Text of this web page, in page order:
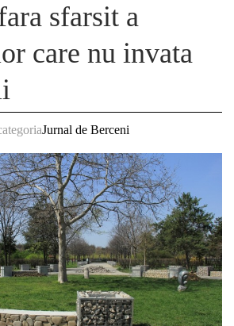
sfarsit a
care nu invata
Jurnal de Berceni